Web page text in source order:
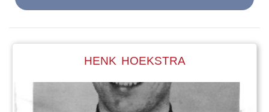
HENK HOEKSTRA